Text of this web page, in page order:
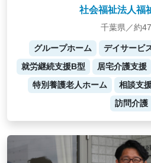
社会福祉法人福
千葉県／約
グループホーム デイサービ
就労継続支援B型
居宅介護支援
特別養護老人ホーム
相談支
訪問介護